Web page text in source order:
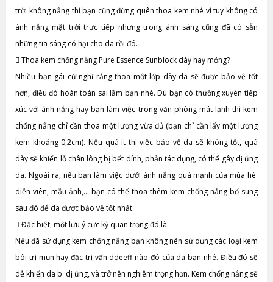
trời không nắng thì bạn cũng đừng quên thoa kem nhé vì tuy không có
ánh nắng mặt trời trực tiếp nhưng trong ánh sáng cũng đã có sẵn
những tia sáng có hại cho da rồi đó.
 Thoa kem chống nắng Pure Essence Sunblock dày hay mỏng?
Nhiều bạn gái cứ nghĩ rằng thoa một lớp dày da sẽ được bảo vệ tốt
hơn, điều đó hoàn toàn sai lầm bạn nhé. Dù bạn có thường xuyên tiếp
xúc với ánh nắng hay bạn làm việc trong văn phòng mát lạnh thì kem
chống nắng chỉ cần thoa một lượng vừa đủ (bạn chỉ cần lấy một lượng
kem khoảng 0,2cm). Nếu quá ít thì việc bảo vệ da sẽ không tốt, quá
dày sẽ khiến lỗ chân lông bị bết dính, phản tác dụng, có thể gây dị ứng
da. Ngoài ra, nếu bạn làm việc dưới ánh nắng quá mạnh của mùa hè:
diễn viên, mẫu ảnh,… bạn có thể thoa thêm kem chống nắng bổ sung
sau đó để da được bảo vệ tốt nhất.
 Đặc biệt, một lưu ý cực kỳ quan trọng đó là:
Nếu đã sử dụng kem chống nắng bạn không nên sử dụng các loại kem
bôi trị mụn hay đặc trị vấn ddeeff nào đó của da bạn nhé. Điều đó sẽ
dễ khiến da bị dị ứng, và trở nên nghiêm trọng hơn. Kem chống nắng sẽ